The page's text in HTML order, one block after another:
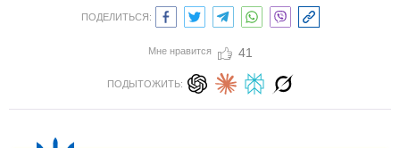
ПОДЕЛИТЬСЯ:
Мне нравится 41
ПОДЫТОЖИТЬ: